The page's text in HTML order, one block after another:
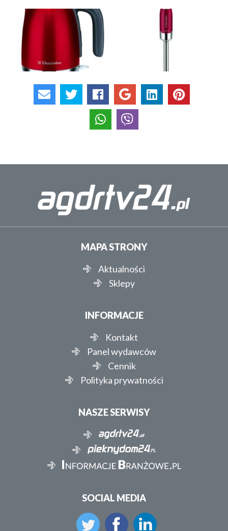
MAPA STRONY
Aktualności
Sklepy
INFORMACJE
Kontakt
Panel wydawców
Cennik
Polityka prywatności
NASZE SERWISY
SOCIAL MEDIA